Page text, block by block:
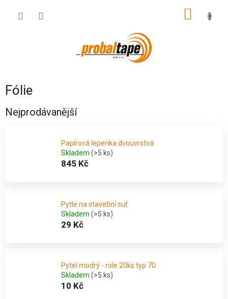
Fólie
Nejprodávanější
Papírová lepenka dvouvrstvá
Skladem (>5 ks)
845 Kč
Pytle na stavební suť
Skladem (>5 ks)
29 Kč
Pytel modrý - role 20ks typ 70
Skladem (>5 ks)
10 Kč